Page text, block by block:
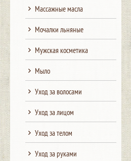
Массажные масла
Мочалки льняные
Мужская косметика
Мыло
Уход за волосами
Уход за лицом
Уход за телом
Уход за руками